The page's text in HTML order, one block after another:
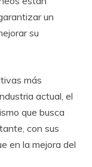
un
su
más
actual, el
que busca
con sus
en la mejora del